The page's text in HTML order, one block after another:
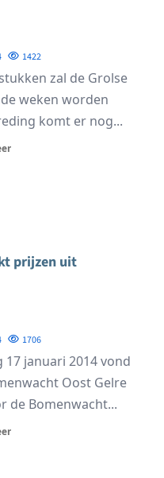
1422
zal de Grolse
weken worden
komt er nog...
prijzen uit
1706
17 januari 2014 vond
Oost Gelre
de Bomenwacht...